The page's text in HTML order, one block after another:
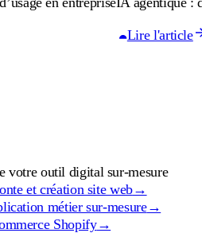
Lire l'article
votre outil digital sur-mesure
et création site web→
métier sur-mesure→
Shopify→